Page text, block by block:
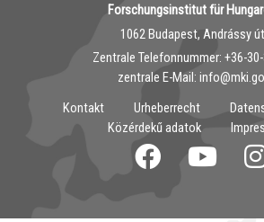
Forschungsinstitut für
1062 Budapest, Andrássy
Zentrale Telefonnummer: ‭+36-
zentrale E-Mail:
Kontakt
Urheberrecht
Közérdekű adatok